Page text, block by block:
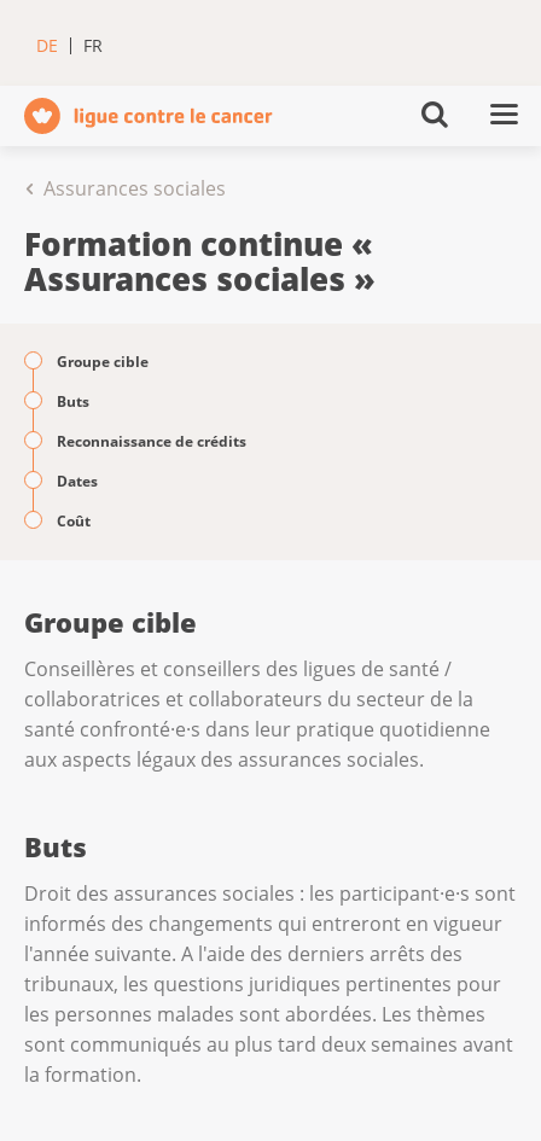
DE FR
Assurances sociales
Formation continue «
Assurances sociales »
Groupe cible
Buts
Reconnaissance de crédits
Dates
Coût
Groupe cible
Conseillères et conseillers des ligues de santé /
collaboratrices et collaborateurs du secteur de la
santé confronté·e·s dans leur pratique quotidienne
aux aspects légaux des assurances sociales.
Buts
Droit des assurances sociales : les participant·e·s sont
informés des changements qui entreront en vigueur
l'année suivante. A l'aide des derniers arrêts des
tribunaux, les questions juridiques pertinentes pour
les personnes malades sont abordées. Les thèmes
sont communiqués au plus tard deux semaines avant
la formation.